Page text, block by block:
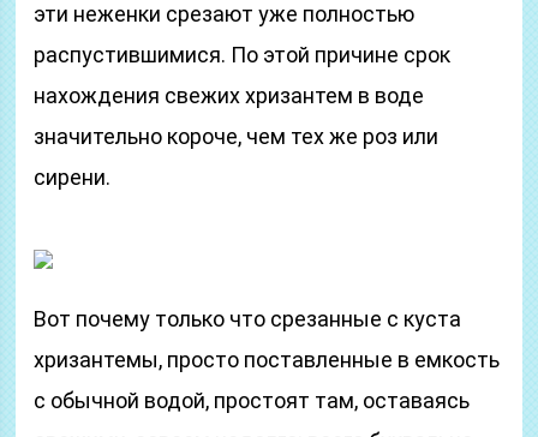
эти неженки срезают уже полностью
распустившимися. По этой причине срок
нахождения свежих хризантем в воде
значительно короче, чем тех же роз или
сирени.
Вот почему только что срезанные с куста
хризантемы, просто поставленные в емкость
с обычной водой, простоят там, оставаясь